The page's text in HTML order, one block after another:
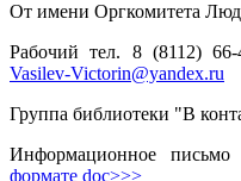
От имени Оргкомитета
Рабочий тел. 8 (8112) 66-
Vasilev-Victorin@yandex.ru
Группа библиотеки "В
Информационное
формате doc>>>